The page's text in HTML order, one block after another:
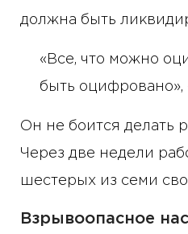
должна быть
«Все, что можно
быть оцифровано»,
Он не боится делать
Через две недели
шестерых из семи
Взрывоопасное